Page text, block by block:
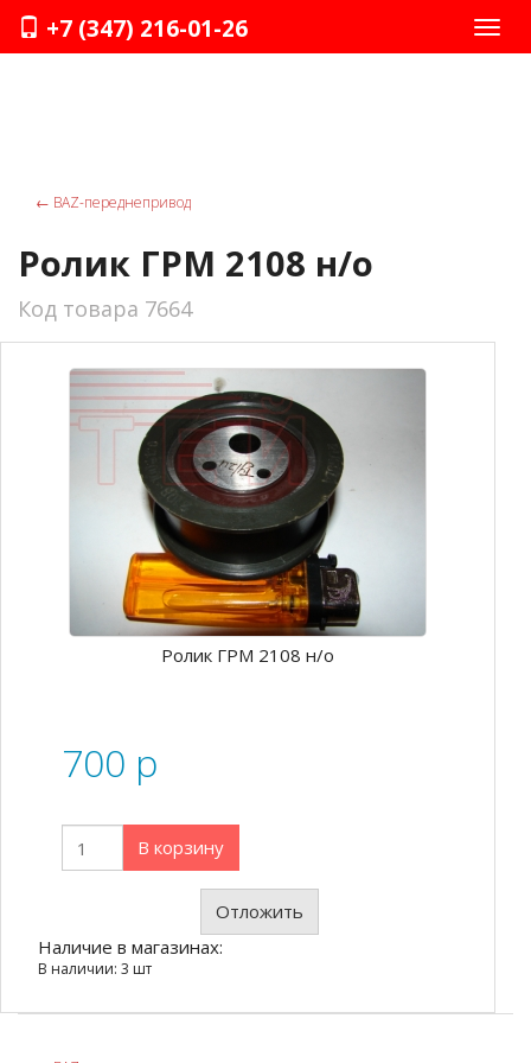
+7 (347) 216-01-26
← ВАZ-переднепривод
Ролик ГРМ 2108 н/о
Код товара 7664
Ролик ГРМ 2108 н/о
700 p
В корзину
Отложить
Наличие в магазинах:
В наличии: 3 шт